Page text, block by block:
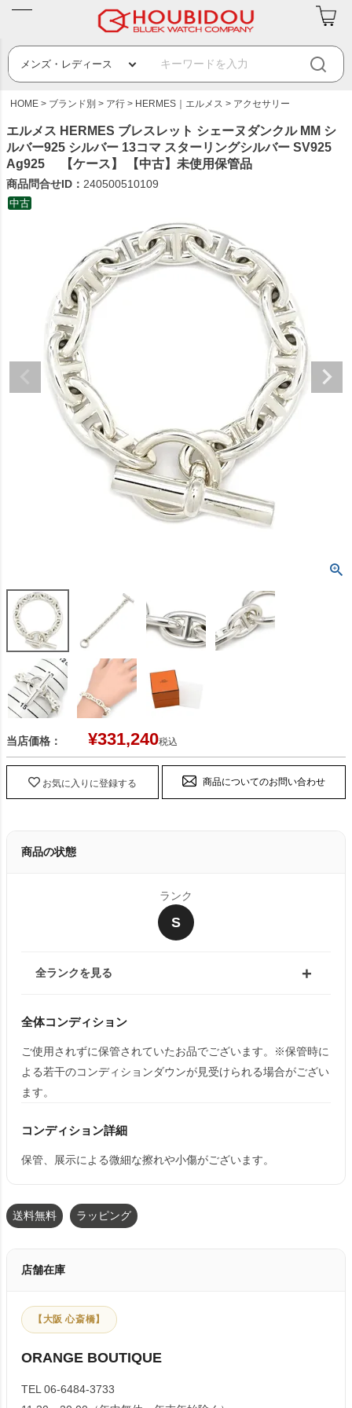
HOME ブランド別 ア行 HERMES｜エルメス アクセサリー
エルメス HERMES ブレスレット シェーヌダンクル MM シ
ルバー925 シルバー 13コマ スターリングシルバー SV925
Ag925 【ケース】 【中古】未使用保管品
商品問合せID： 240500510109
中古
当店価格： ¥331,240税込
お気に入りに登録する 商品についてのお問い合わせ
商品の状態
ランク
S
全ランクを見る
全体コンディション
ご使用されずに保管されていたお品でございます。※保管時に
よる若干のコンディションダウンが見受けられる場合がござい
ます。
コンディション詳細
保管、展示による微細な擦れや小傷がございます。
送料無料 ラッピング
店舗在庫
【大阪 心斎橋】
ORANGE BOUTIQUE
TEL 06-6484-3733